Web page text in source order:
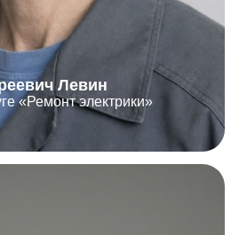
Левин
«Ремонт электрики»